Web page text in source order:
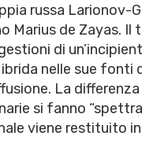
russa Larionov-
Marius de Zayas. Il
di
ibrida nelle sue fonti
La
si fanno
viene restituito